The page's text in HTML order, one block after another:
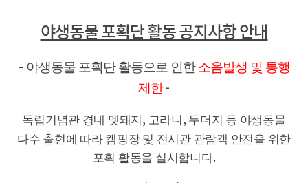
야생동물 포획단 활동 공지사항 안내
- 야생동물 포획단 활동으로 인한소음발생 및 통행
제한-
독립기념관 경내 멧돼지 , 고라니 , 두더지 등 야생동물
다수 출현에 따라 캠핑장 및 전시관 관람객 안전을 위한
포획 활동을 실시합니다.